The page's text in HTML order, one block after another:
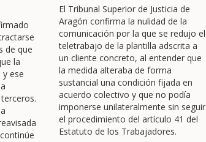
de que
la
ese
El Tribunal Superior de Justicia de
Aragón confirma la nulidad de la
comunicación por la que se redujo el
teletrabajo de la plantilla adscrita a
un cliente concreto, al entender que
la medida alteraba de forma
sustancial una condición fijada en
acuerdo colectivo y que no podía
imponerse unilateralmente sin seguir
el procedimiento del artículo 41 del
Estatuto de los Trabajadores.